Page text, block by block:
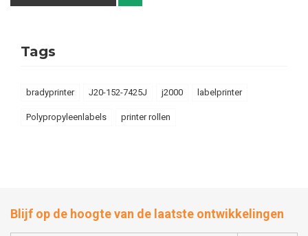
Tags
bradyprinter J20-152-7425J j2000 labelprinter
Polypropyleenlabels printer rollen
Blijf op de hoogte van de laatste ontwikkelingen